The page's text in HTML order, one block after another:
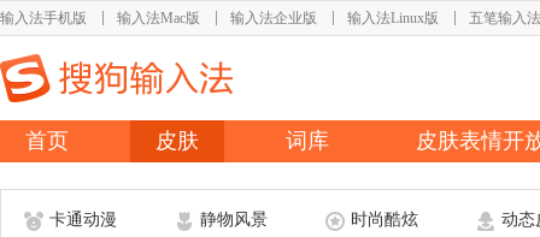
输入法手机版 输入法Mac版 输入法企业版 输入法Linux版 五笔输入法
首页 皮肤 词库 皮肤表情开
卡通动漫 静物风景 时尚酷炫 动态